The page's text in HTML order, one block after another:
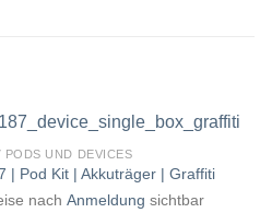
PODS UND DEVICES
| Pod Kit | Akkuträger | Graffiti
nach Anmeldung sichtbar